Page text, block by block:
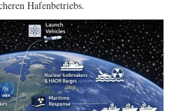
Hafenbetriebs.